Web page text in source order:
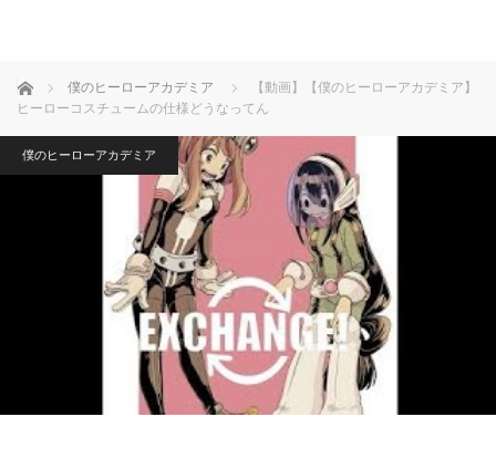
ホーム 僕のヒーローアカデミア
【動画】【僕のヒーローアカデミア】
ヒーローコスチュームの仕様どうなってん
僕のヒーローアカデミア